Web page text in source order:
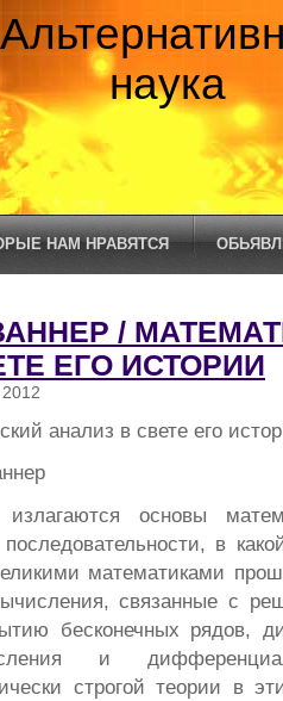
наука
НАМ НРАВЯТСЯ
/
ЕГО ИСТОРИИ
анализ в свете его
основы
в
математиками
связанные с
бесконечных рядов,
и
строгой теории в